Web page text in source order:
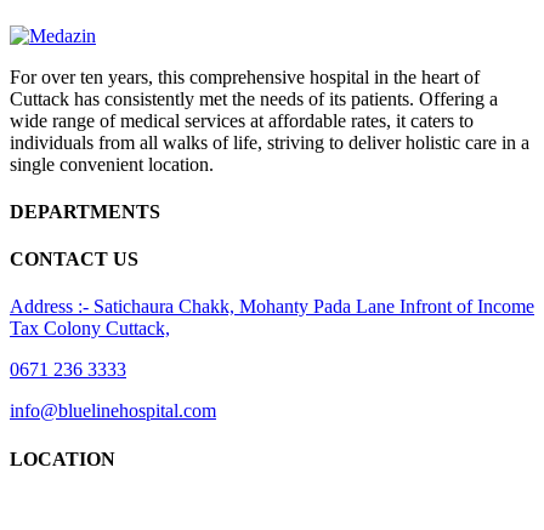
For over ten years, this comprehensive hospital in the heart of
Cuttack has consistently met the needs of its patients. Offering a
wide range of medical services at affordable rates, it caters to
individuals from all walks of life, striving to deliver holistic care in a
single convenient location.
DEPARTMENTS
CONTACT US
Address :- Satichaura Chakk, Mohanty Pada Lane Infront of Income
Tax Colony Cuttack,
0671 236 3333
info@bluelinehospital.com
LOCATION